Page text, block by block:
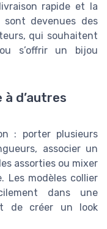
rapide et la
devenues des
qui souhaitent
s’offrir un bijou
d’autres
: porter plusieurs
associer un
assorties ou mixer
Les modèles collier
dans une
de créer un look